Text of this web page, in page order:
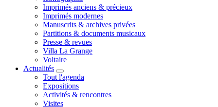
Imprimés anciens & précieux
Imprimés modernes
Manuscrits & archives privées
Partitions & documents musicaux
Presse & revues
Villa La Grange
Voltaire
Actualités
Tout l'agenda
Expositions
Activités & rencontres
Visites